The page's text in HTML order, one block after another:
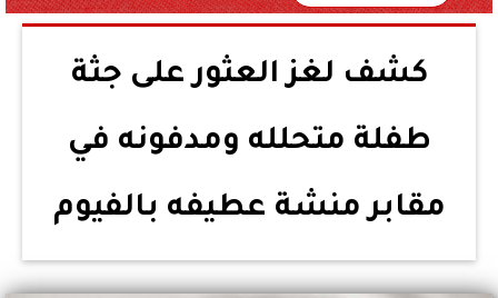
كشف لغز العثور على جثة
طفلة متحلله ومدفونه في
مقابر منشة عطيفه بالفيوم